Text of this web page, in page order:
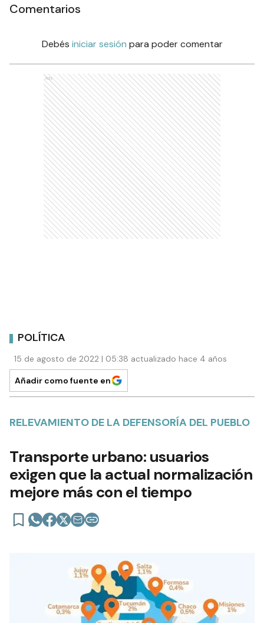
Comentarios
Debés iniciar sesión para poder comentar
Ads
POLÍTICA
15 de agosto de 2022 | 05:38 actualizado hace 4 años
Añadir como fuente en
RELEVAMIENTO DE LA DEFENSORÍA DEL PUEBLO
Transporte urbano: usuarios
exigen que la actual normalización
mejore más con el tiempo